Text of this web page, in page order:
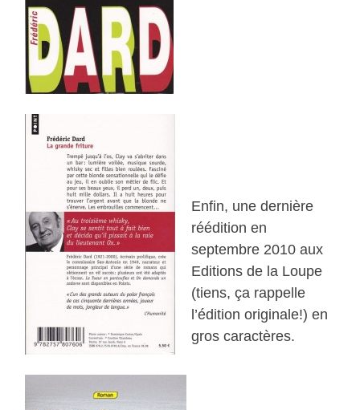
Enfin, une dernière
réédition en
septembre 2010 aux
Editions de la Loupe
(tiens, ça rappelle
l’édition originale!) en
gros caractères.